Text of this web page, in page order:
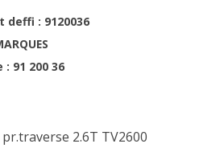
deffi : 9120036
91 200 36
2.6T TV2600